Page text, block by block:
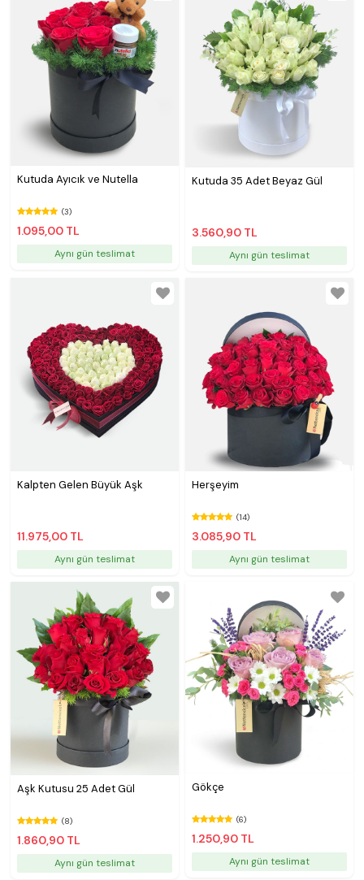
Kutuda Ayıcık ve Nutella
(3)
1.095,00 TL
Aynı gün teslimat
Kutuda 35 Adet Beyaz Gül
3.560,90 TL
Aynı gün teslimat
Kalpten Gelen Büyük Aşk
11.975,00 TL
Aynı gün teslimat
Herşeyim
(14)
3.085,90 TL
Aynı gün teslimat
Aşk Kutusu 25 Adet Gül
(8)
1.860,90 TL
Aynı gün teslimat
Gökçe
(6)
1.250,90 TL
Aynı gün teslimat